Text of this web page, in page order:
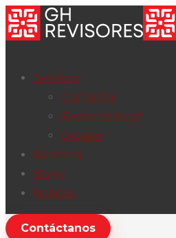
Servicios
Contables
Revisoría fiscal
Legales
Nosotros
Blogs
Noticias
Contáctanos